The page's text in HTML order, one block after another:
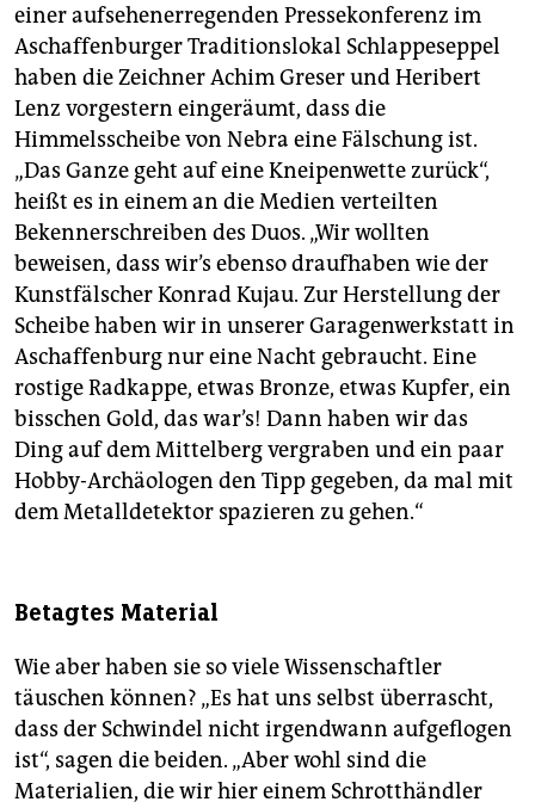
einer aufsehenerregenden Pressekonferenz im
Aschaffenburger Traditionslokal Schlappeseppel
haben die Zeichner Achim Greser und Heribert
Lenz vorgestern eingeräumt, dass die
Himmelsscheibe von Nebra eine Fälschung ist.
„Das Ganze geht auf eine Kneipenwette zurück“,
heißt es in einem an die Medien verteilten
Bekennerschreiben des Duos. „Wir wollten
beweisen, dass wir’s ebenso draufhaben wie der
Kunstfälscher Konrad Kujau. Zur Herstellung der
Scheibe haben wir in unserer Garagenwerkstatt in
Aschaffenburg nur eine Nacht gebraucht. Eine
rostige Radkappe, etwas Bronze, etwas Kupfer, ein
bisschen Gold, das war’s! Dann haben wir das
Ding auf dem Mittelberg vergraben und ein paar
Hobby-Archäologen den Tipp gegeben, da mal mit
dem Metall­detektor spazieren zu ­gehen.“
Betagtes Material
Wie aber haben sie so viele Wissenschaftler
täuschen können? „Es hat uns selbst überrascht,
dass der Schwindel nicht irgendwann aufgeflogen
ist“, sagen die beiden. „Aber wohl sind die
Materialien, die wir hier einem Schrotthändler